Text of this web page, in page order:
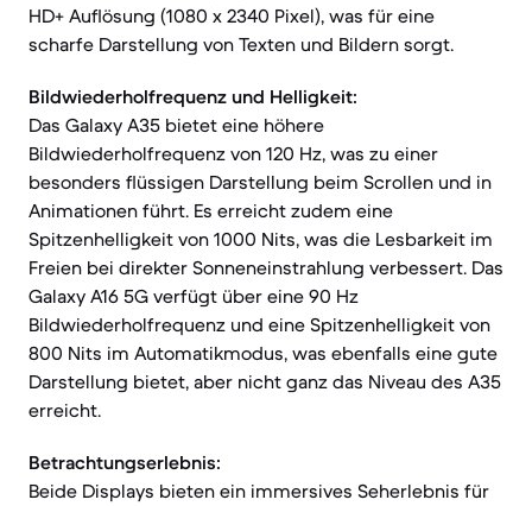
HD+ Auflösung (1080 x 2340 Pixel), was für eine
scharfe Darstellung von Texten und Bildern sorgt.
Bildwiederholfrequenz und Helligkeit:
Das Galaxy A35 bietet eine höhere
Bildwiederholfrequenz von 120 Hz, was zu einer
besonders flüssigen Darstellung beim Scrollen und in
Animationen führt. Es erreicht zudem eine
Spitzenhelligkeit von 1000 Nits, was die Lesbarkeit im
Freien bei direkter Sonneneinstrahlung verbessert. Das
Galaxy A16 5G verfügt über eine 90 Hz
Bildwiederholfrequenz und eine Spitzenhelligkeit von
800 Nits im Automatikmodus, was ebenfalls eine gute
Darstellung bietet, aber nicht ganz das Niveau des A35
erreicht.
Betrachtungserlebnis:
Beide Displays bieten ein immersives Seherlebnis für